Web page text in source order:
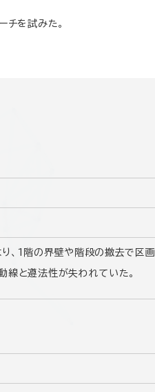
を試みた。
、1階の界壁や階段の撤去で区画
線と遵法性が失われていた。